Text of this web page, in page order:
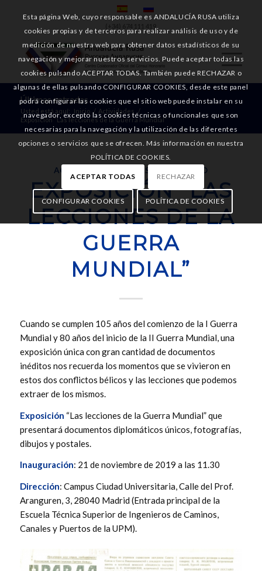
Últimas entradas
Usted está aquí: Inicio / Actividades
/
Exposición “Las lecciones de la Guerra Mundial”
ACTIVIDADES NOTICIAS UNIVERSIDAD
EXPOSICIÓN “LAS
LECCIONES DE LA
GUERRA
MUNDIAL”
Cuando se cumplen 105 años del comienzo de la I Guerra
Mundial y 80 años del inicio de la II Guerra Mundial, una
exposición única con gran cantidad de documentos
inéditos nos recuerda los momentos que se vivieron en
estos dos conflictos bélicos y las lecciones que podemos
extraer de los mismos.
Exposición “Las lecciones de la Guerra Mundial” que
presentará documentos diplomáticos únicos, fotografías,
dibujos y postales.
Inauguración: 21 de noviembre de 2019 a las 11.30
Dirección: Campus Ciudad Universitaria, Calle del Prof.
Aranguren, 3, 28040 Madrid (Entrada principal de la
Escuela Técnica Superior de Ingenieros de Caminos,
Canales y Puertos de la UPM).
Esta página Web, cuyo responsable es ANDALUCÍA RUSA utiliza
cookies propias y de terceros para realizar análisis de uso y de
medición de nuestra web para obtener datos estadísticos de su
navegación y mejorar nuestros servicios. Puede aceptar todas las
cookies pulsando ACEPTAR TODAS. También puede RECHAZAR o
algunas de ellas pulsando CONFIGURAR COOKIES, desde este panel
podrá configurar las cookies que el sitio web puede instalar en su
navegador, excepto las cookies técnicas o funcionales que son
necesarias para la navegación y la utilización de las diferentes
opciones o servicios que se ofrecen. Más información en nuestra
POLÍTICA DE COOKIES.
ACEPTAR TODAS RECHAZAR
CONFIGURAR COOKIES POLÍTICA DE COOKIES